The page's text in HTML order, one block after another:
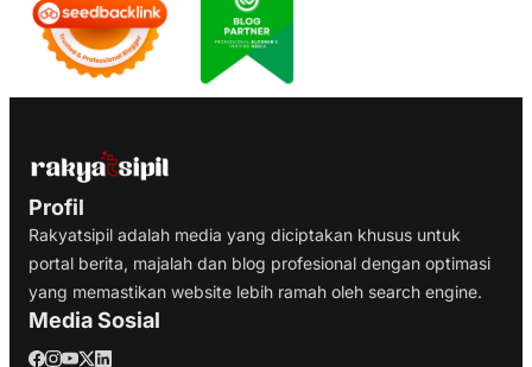
Profil
Rakyatsipil adalah media yang diciptakan khusus untuk
portal berita, majalah dan blog profesional dengan optimasi
yang memastikan website lebih ramah oleh search engine.
Media Sosial